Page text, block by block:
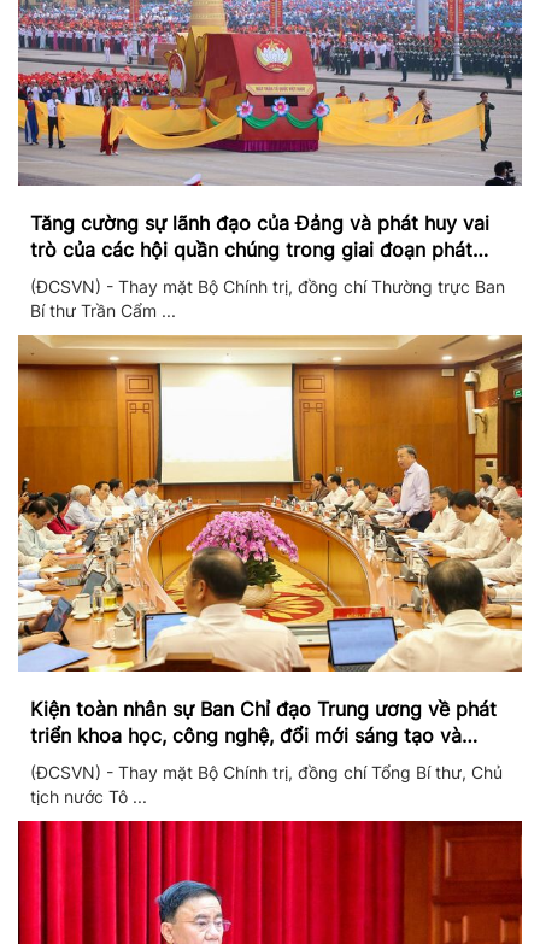
Tăng cường sự lãnh đạo của Đảng và phát huy vai
trò của các hội quần chúng trong giai đoạn phát
triển mới
(ĐCSVN) - Thay mặt Bộ Chính trị, đồng chí Thường trực Ban
Bí thư Trần Cẩm ...
Kiện toàn nhân sự Ban Chỉ đạo Trung ương về phát
triển khoa học, công nghệ, đổi mới sáng tạo và
chuyển đổi số
(ĐCSVN) - Thay mặt Bộ Chính trị, đồng chí Tổng Bí thư, Chủ
tịch nước Tô ...